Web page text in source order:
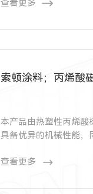
查看更多
索顿涂料；丙烯酸
本产品由热塑性丙烯酸
具备优异的机械性能，
查看更多